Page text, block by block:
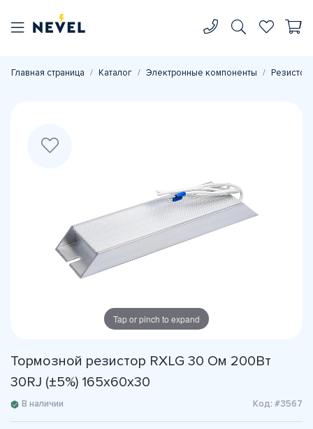
Главная страница Каталог Электронные компоненты
Tap or pinch to expand
Тормозной резистор RXLG 30 Ом 200Вт
30RJ (±5%) 165x60x30
В наличии Код: #3567